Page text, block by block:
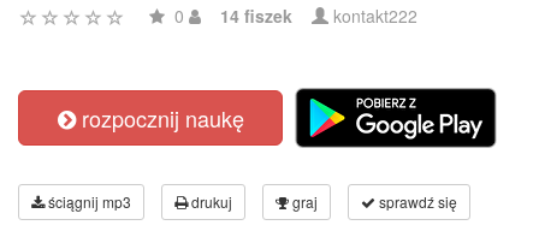
0 14 fiszek kontakt222
rozpocznij naukę
ściągnij mp3 drukuj graj sprawdź się